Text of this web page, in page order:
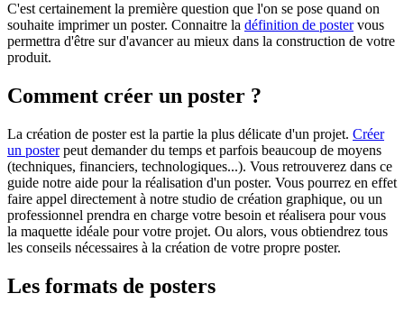
C'est certainement la première question que l'on se pose quand on
souhaite imprimer un poster. Connaitre la définition de postervous
permettra d'être sur d'avancer au mieux dans la construction de votre
produit.
Comment créer un poster ?
La création de poster est la partie la plus délicate d'un projet. Créer
un posterpeut demander du temps et parfois beaucoup de moyens
(techniques, financiers, technologiques...). Vous retrouverez dans ce
guide notre aide pour la réalisation d'un poster. Vous pourrez en effet
faire appel directement à notre studio de création graphique, ou un
professionnel prendra en charge votre besoin et réalisera pour vous
la maquette idéale pour votre projet. Ou alors, vous obtiendrez tous
les conseils nécessaires à la création de votre propre poster.
Les formats de posters